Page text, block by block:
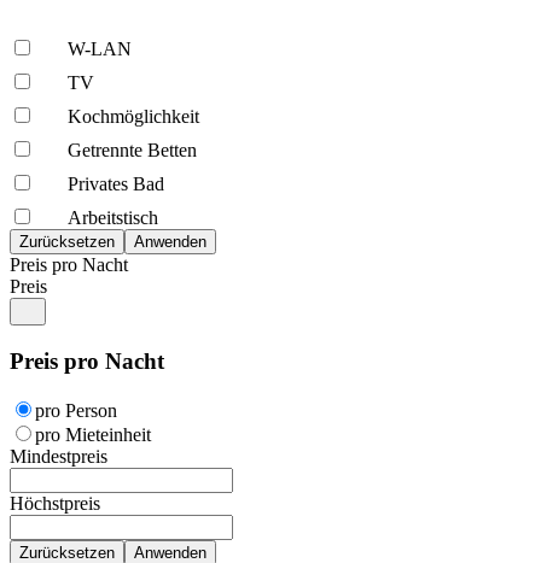
W-LAN
TV
Kochmöglich­keit
Getrennte Betten
Privates Bad
Arbeitstisch
Preis pro Nacht
Preis
Preis pro Nacht
pro Person
pro Mieteinheit
Mindestpreis
Höchstpreis